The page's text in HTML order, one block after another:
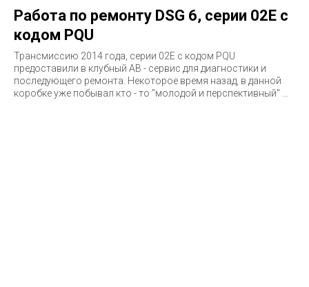
Работа по ремонту DSG 6, серии 02E с
кодом PQU
Трансмиссию 2014 года, серии 02E c кодом PQU
предоставили в клубный АВ - сервис для диагностики и
последующего ремонта. Некоторое время назад, в данной
коробке уже побывал кто - то "молодой и перспективный" ...